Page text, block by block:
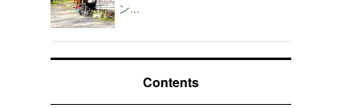
ン...
Contents